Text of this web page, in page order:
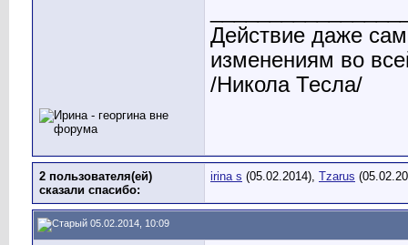
Действие даже
изменениям во
/Никола Тесла/
2 пользователя(ей)
сказали cпасибо:
irina s (05.02.2014), Tzarus
05.02.2014, 10:09